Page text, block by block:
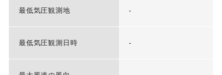
最低気圧観測地 -
最低気圧観測日時 -